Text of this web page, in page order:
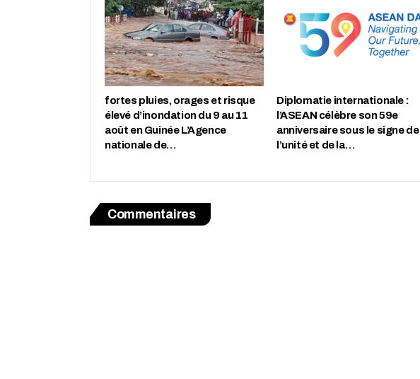
fortes pluies, orages et risque
élevé d’inondation du 9 au 11
août en Guinée L’Agence
nationale de…
Diplomatie internationale :
l’ASEAN célèbre son 59e
anniversaire sous le signe de
l’unité et de la…
Commentaires